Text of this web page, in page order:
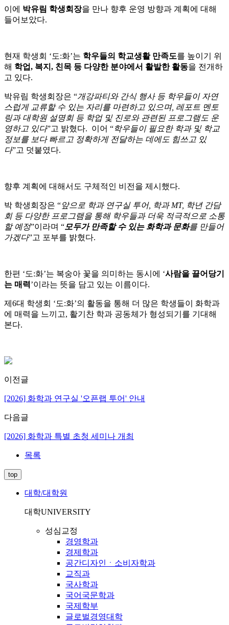
이에 박유림 학생회장을 만나 향후 운영 방향과 계획에 대해
들어보았다.
현재 학생회 ‘도:화’는 학우들의 학교생활 만족도를 높이기 위
해 학업, 복지, 친목 등 다양한 분야에서 활발한 활동을 전개하
고 있다.
박유림 학생회장은 “개강파티와 간식 행사 등 학우들이 자연
스럽게 교류할 수 있는 자리를 마련하고 있으며, 레포트 멘토
링과 대학원 설명회 등 학업 및 진로와 관련된 프로그램도 운
영하고 있다”고 밝혔다. 이어 “학우들이 필요한 학과 및 학교
정보를 보다 빠르고 정확하게 전달하는 데에도 힘쓰고 있
다”고 덧붙였다.
향후 계획에 대해서도 구체적인 비전을 제시했다.
박 학생회장은 “앞으로 학과 연구실 투어, 학과 MT, 학년 간담
회 등 다양한 프로그램을 통해 학우들과 더욱 적극적으로 소통
할 예정”이라며 “모두가 만족할 수 있는 화학과 문화를 만들어
가겠다”고 포부를 밝혔다.
한편 ‘도:화’는 복숭아 꽃을 의미하는 동시에 ‘사람을 끌어당기
는 매력’이라는 뜻을 담고 있는 이름이다.
제6대 학생회 ‘도:화’의 활동을 통해 더 많은 학생들이 화학과
에 매력을 느끼고, 활기찬 학과 공동체가 형성되기를 기대해
본다.
이전글
[2026] 화학과 연구실 '오픈랩 투어' 안내
다음글
[2026] 화학과 특별 초청 세미나 개최
목록
top
대학/대학원
대학UNIVERSITY
성심교정
경영학과
경제학과
공간디자인ㆍ소비자학과
교직과
국사학과
국어국문학과
국제학부
글로벌경영대학